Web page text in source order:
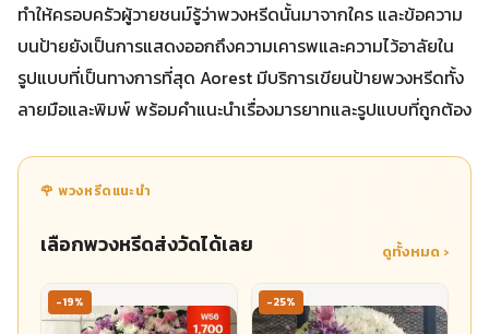
ทำให้ครอบครัวผู้วายชนม์รู้ว่าพวงหรีดนั้นมาจากใคร และข้อความ
บนป้ายยังเป็นการแสดงออกถึงความเคารพและความไว้อาลัยใน
รูปแบบที่เป็นทางการที่สุด Aorest มีบริการเขียนป้ายพวงหรีดทั้ง
ลายมือและพิมพ์ พร้อมคำแนะนำเรื่องมารยาทและรูปแบบที่ถูกต้อง
🌹 พวงหรีดแนะนำ
เลือกพวงหรีดส่งวัดได้เลย ดูทั้งหมด ›
-19% -25%